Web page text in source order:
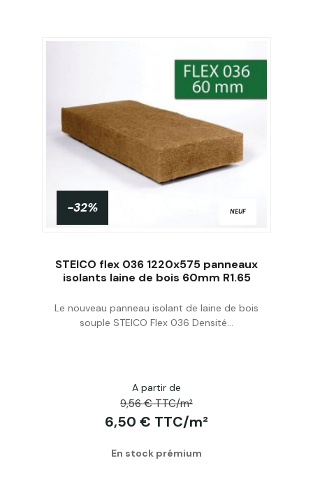
Acheter
-32% NEUF
STEICO flex 036 1220x575 panneaux
isolants laine de bois 60mm R1.65
Le nouveau panneau isolant de laine de bois
souple STEICO Flex 036 Densité...
A partir de
9,56 € TTC/m²
6,50 € TTC/m²
En stock prémium